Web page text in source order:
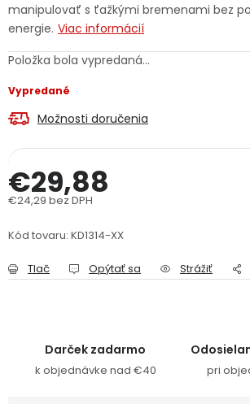
Kontakty
Reklamačný formulár
Obchodné podmienky
Podmienky ochrany osobných údajov
manipulovať s ťažkými bremenami bez
energie. Viac informácií
Položka bola vypredaná…
Vypredané
Možnosti doručenia
€29,88
€24,29 bez DPH
Kód tovaru: KD1314-XX
Tlač Opýtať sa Strážiť
Darček zadarmo
k objednávke nad €40 pri